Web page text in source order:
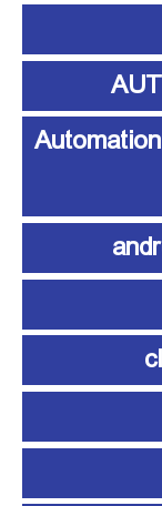
آموزش اتوماسیون صنعتی Automation